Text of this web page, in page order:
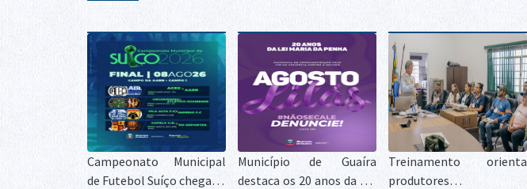
Campeonato Municipal
de Futebol Suíço chega às
Município de Guaíra
destaca os 20 anos da Lei
Treinamento orienta
produtores e